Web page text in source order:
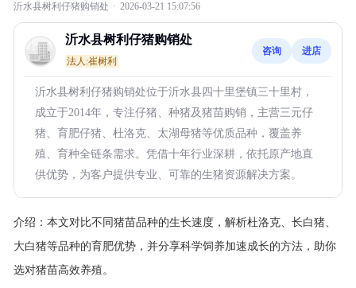
沂水县树利仔猪购销处 · 2026-03-21 15:07:56
沂水县树利仔猪购销处
法人:崔树利
咨询 进店
沂水县树利仔猪购销处位于沂水县四十里堡镇三十里村，
成立于2014年，专注仔猪、种猪及猪苗购销，主营三元仔
猪、育肥仔猪、杜洛克、太湖母猪等优质品种，覆盖养
殖、育种全链条需求。凭借十年行业深耕，依托原产地直
供优势，为客户提供专业、可靠的生猪资源解决方案。
介绍： 本文对比不同猪苗品种的生长速度，解析杜洛克、长白猪、
大白猪等品种的育肥优势，并分享科学饲养加速成长的方法，助你
选对猪苗高效养殖。